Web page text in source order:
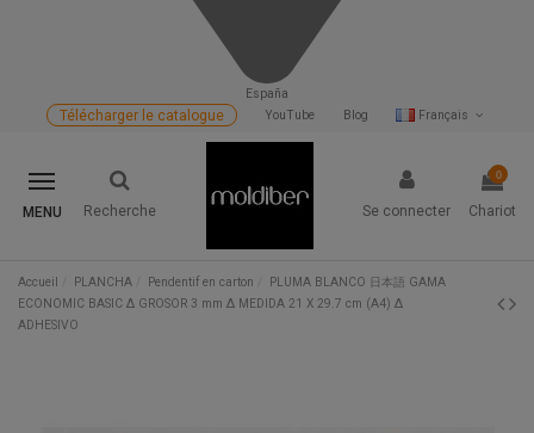
España
Français
Blog
YouTube
Télécharger le catalogue
MENU Recherche Se connecter
0
Chariot
Accueil PLANCHA Pendentif en carton
PLUMA BLANCO 日本語 GAMA
ECONOMIC BASIC Δ GROSOR 3 mm Δ MEDIDA 21 X 29.7 cm (A4) Δ
ADHESIVO